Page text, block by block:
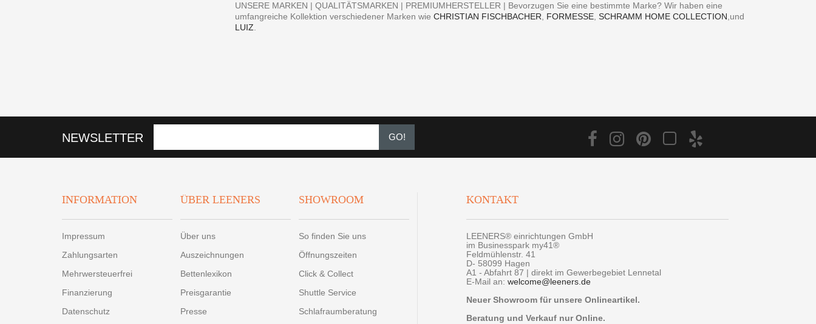
UNSERE MARKEN | QUALITÄTSMARKEN | PREMIUMHERSTELLER | Bevorzugen Sie eine bestimmte Marke? Wir haben eine
umfangreiche Kollektion verschiedener Marken wieCHRISTIAN FISCHBACHER, FORMESSE,SCHRAMM HOME COLLECTION,und
LUIZ.
NEWSLETTER GO!
INFORMATION
Impressum
Zahlungsarten
Mehrwersteuerfrei
Finanzierung
Datenschutz
ÜBER LEENERS
Über uns
Auszeichnungen
Bettenlexikon
Preisgarantie
Presse
SHOWROOM
So finden Sie uns
Öffnungszeiten
Click & Collect
Shuttle Service
Schlafraumberatung
KONTAKT
LEENERS® einrichtungen GmbH
im Businesspark my41®
Feldmühlenstr. 41
D- 58099 Hagen
A1 - Abfahrt 87 | direkt im Gewerbegebiet Lennetal
E-Mail an: welcome@leeners.de
Neuer Showroom für unsere Onlineartikel.
Beratung und Verkauf nur Online.